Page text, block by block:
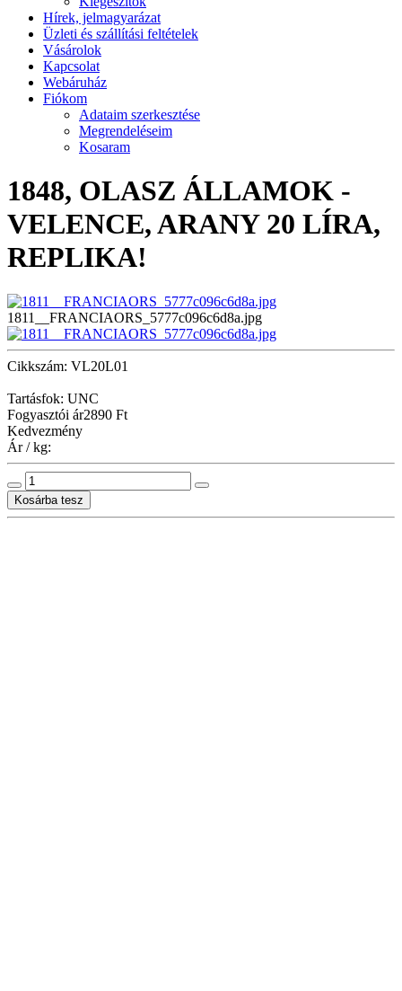
Hírek, jelmagyarázat
Üzleti és szállítási feltételek
Vásárolok
Kapcsolat
Webáruház
Fiókom
Adataim szerkesztése
Megrendeléseim
Kosaram
1848, OLASZ ÁLLAMOK -
VELENCE, ARANY 20 LÍRA,
REPLIKA!
1811__FRANCIAORS_5777c096c6d8a.jpg
Cikkszám: VL20L01
Tartásfok: UNC
Fogyasztói ár2890 Ft
Kedvezmény
Ár / kg: